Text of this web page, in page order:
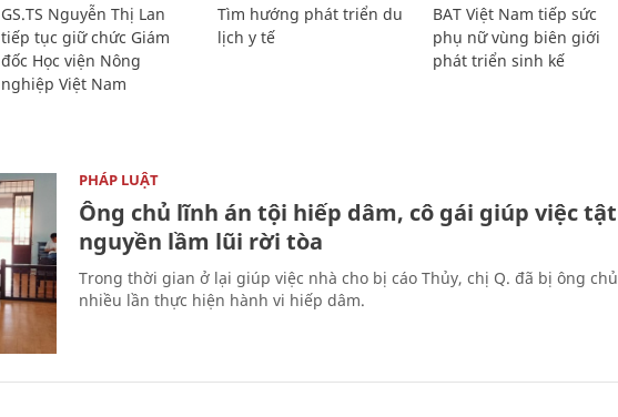
GS.TS Nguyễn Thị Lan
tiếp tục giữ chức Giám
đốc Học viện Nông
nghiệp Việt Nam
Tìm hướng phát triển du
lịch y tế
BAT Việt Nam tiếp sức
phụ nữ vùng biên giới
phát triển sinh kế
PHÁP LUẬT
Ông chủ lĩnh án tội hiếp dâm, cô gái giúp việc tật
nguyền lầm lũi rời tòa
Trong thời gian ở lại giúp việc nhà cho bị cáo Thủy, chị Q. đã bị ông chủ
nhiều lần thực hiện hành vi hiếp dâm.